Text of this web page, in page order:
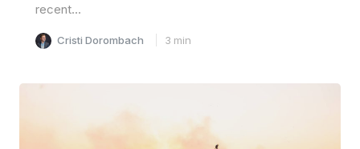
recent...
Cristi Dorombach 3 min